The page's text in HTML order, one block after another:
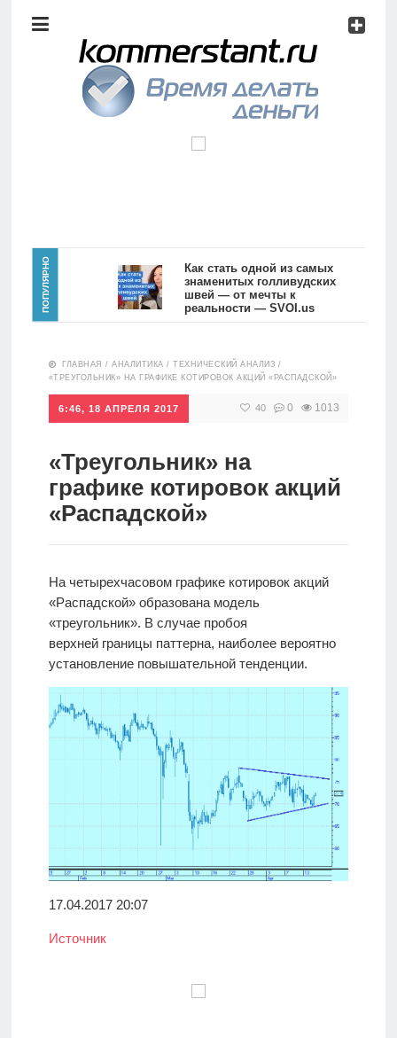
анализ
Видео
Сделано
Главная
Новости
Аналитика
Инвестиции
Дивиденды
Волновой
Видео
в России
ПОПУЛЯРНО
Как стать одной из самых
знаменитых голливудских
швей — от мечты к
реальности — SVOI.us
10551
ГЛАВНАЯ /АНАЛИТИКА /ТЕХНИЧЕСКИЙ АНАЛИЗ /
«ТРЕУГОЛЬНИК» НА ГРАФИКЕ КОТИРОВОК АКЦИЙ «РАСПАДСКОЙ»
6:46, 18 АПРЕЛЯ 2017 40 0 1013
«Треугольник» на
графике котировок акций
«Распадской»
На четырехчасовом графике котировок акций
«Распадской» образована модель
«треугольник». В случае пробоя
верхней границы паттерна, наиболее вероятно
установление повышательной тенденции.
17.04.2017 20:07
Источник